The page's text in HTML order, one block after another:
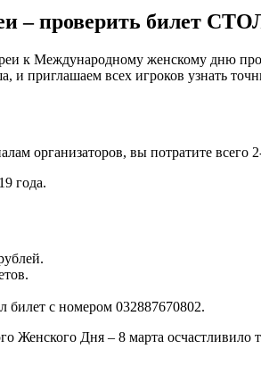
– проверить билет
к Международному женскому дню
приглашаем всех игроков узнать
организаторов, вы потратите всего
года.
билет с номером 032887670802.
Женского Дня – 8 марта осчастливило